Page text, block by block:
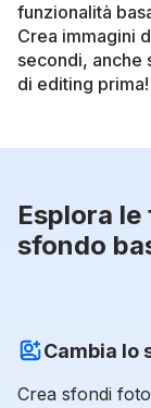
funzionalità
Crea immagini
secondi, anche
di editing prima!
Esplora
sfondo
Cambia lo
Crea sfondi